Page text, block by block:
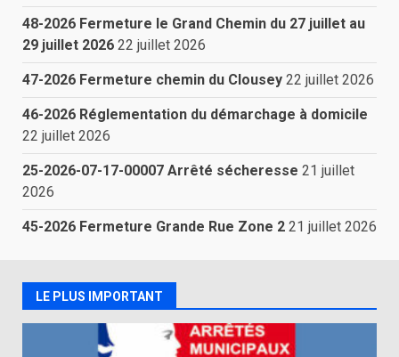
48-2026 Fermeture le Grand Chemin du 27 juillet au
29 juillet 2026 22 juillet 2026
47-2026 Fermeture chemin du Clousey 22 juillet 2026
46-2026 Réglementation du démarchage à domicile
22 juillet 2026
25-2026-07-17-00007 Arrêté sécheresse 21 juillet
2026
45-2026 Fermeture Grande Rue Zone 2 21 juillet 2026
LE PLUS IMPORTANT